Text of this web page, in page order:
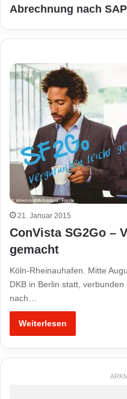
Abrechnung nach
21. Januar 2015
ConVista SG2Go –
gemacht
Köln-Rheinauhafen. Mitte
DKB in Berlin statt,
nach…
Weiterlesen